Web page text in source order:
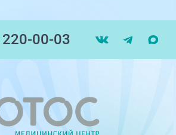
ул.Труда, 183Б
Щербакова 2, строение 1
00-03